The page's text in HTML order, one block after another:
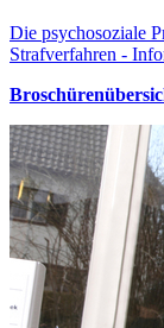
Die psychosoziale
Strafverfahren -